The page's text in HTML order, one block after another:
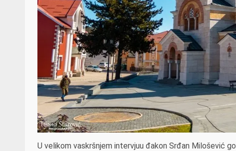
U velikom vaskršnjem intervjuu đakon Srđan Milošević